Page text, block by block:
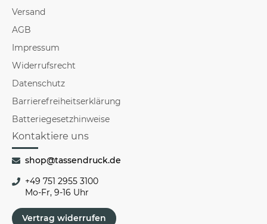
Versand
AGB
Impressum
Widerrufsrecht
Datenschutz
Barrierefreiheitserklärung
Batteriegesetzhinweise
Kontaktiere uns
shop@tassendruck.de
+49 751 2955 3100
Mo-Fr, 9-16 Uhr
Vertrag widerrufen